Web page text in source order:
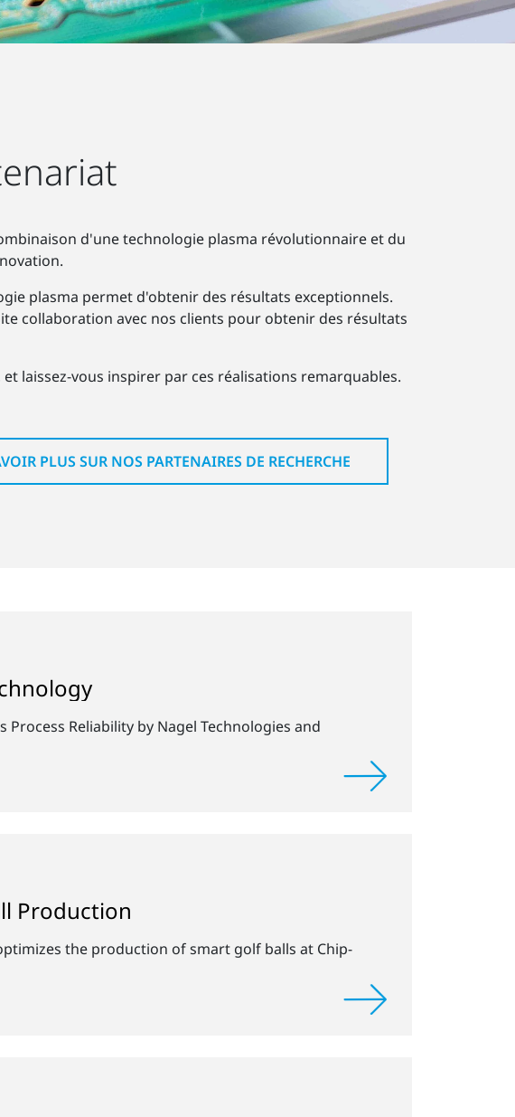
d'une technologie plasma révolutionnaire et du
plasma permet d'obtenir des résultats exceptionnels.
collaboration avec nos clients pour obtenir des résultats
laissez-vous inspirer par ces réalisations remarquables.
PLUS SUR NOS PARTENAIRES DE RECHERCHE
Reliability by Nagel Technologies and
Production
the production of smart golf balls at Chip-